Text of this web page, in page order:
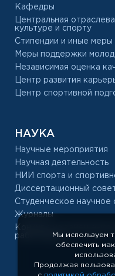
Кафедры
Центральная
культуре и спорту
Стипендии и иные меры
Меры поддержки
Независимая оценка
Центр развития
Центр спортивной
НАУКА
Научные мероприятия
Научная деятельность
НИИ спорта и
Диссертационный
Студенческое научное
Журналы
Конкурс на замещение
работниковМы используем
обеспечить
Продолжая